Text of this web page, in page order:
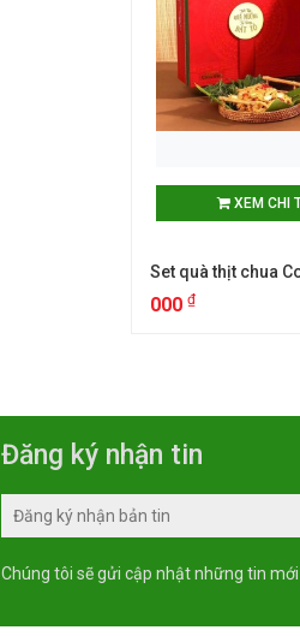
XEM CHI
Set quà thịt chua
000 ₫
Đăng ký nhận tin
Chúng tôi sẽ gửi cập nhật những tin